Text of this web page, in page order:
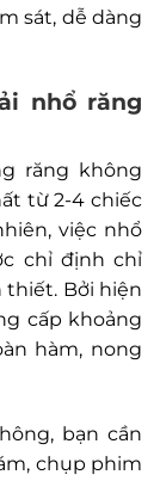
sát, dễ dàng
nhổ răng
răng không
từ 2-4 chiếc
việc nhổ
chỉ định chỉ
Bởi hiện
cấp khoảng
hàm, nong
bạn cần
chụp phim